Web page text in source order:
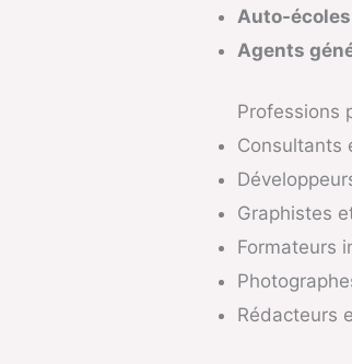
Auto-
Agents
Professions
Consultants
Graphistes
Formateurs
Rédacteurs